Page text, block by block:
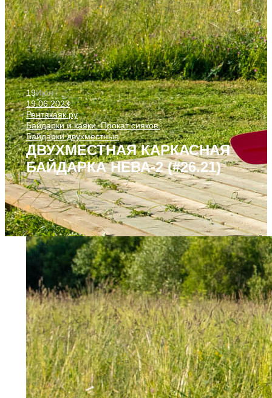
19Июн
19.06.2023
Рентакаяк.ру
Байдарки и каяки. Прокат сияков.
Байдарки двухместные
ДВУХМЕСТНАЯ КАРКАСНАЯ
БАЙДАРКА НЕВА-2 (#26.21)